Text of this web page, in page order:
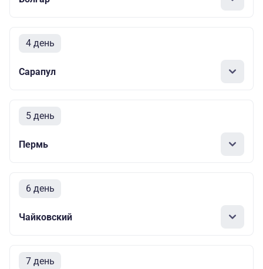
4 день
Сарапул
5 день
Пермь
6 день
Чайковский
7 день